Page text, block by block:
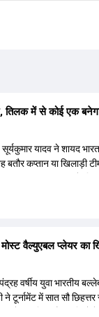
तिलक में से कोई एक
यादव ने शायद
कप्तान या खिलाड़ी
आगे चल रहे हैं। उनके
अक्षर पटेल इस रेस में काफी
रेड्डी को बतौर
लंबी अवधि का विजन
वैल्युएबल प्लेयर का
वर्षीय युवा भारतीय
टूर्नामेंट में सात सौ